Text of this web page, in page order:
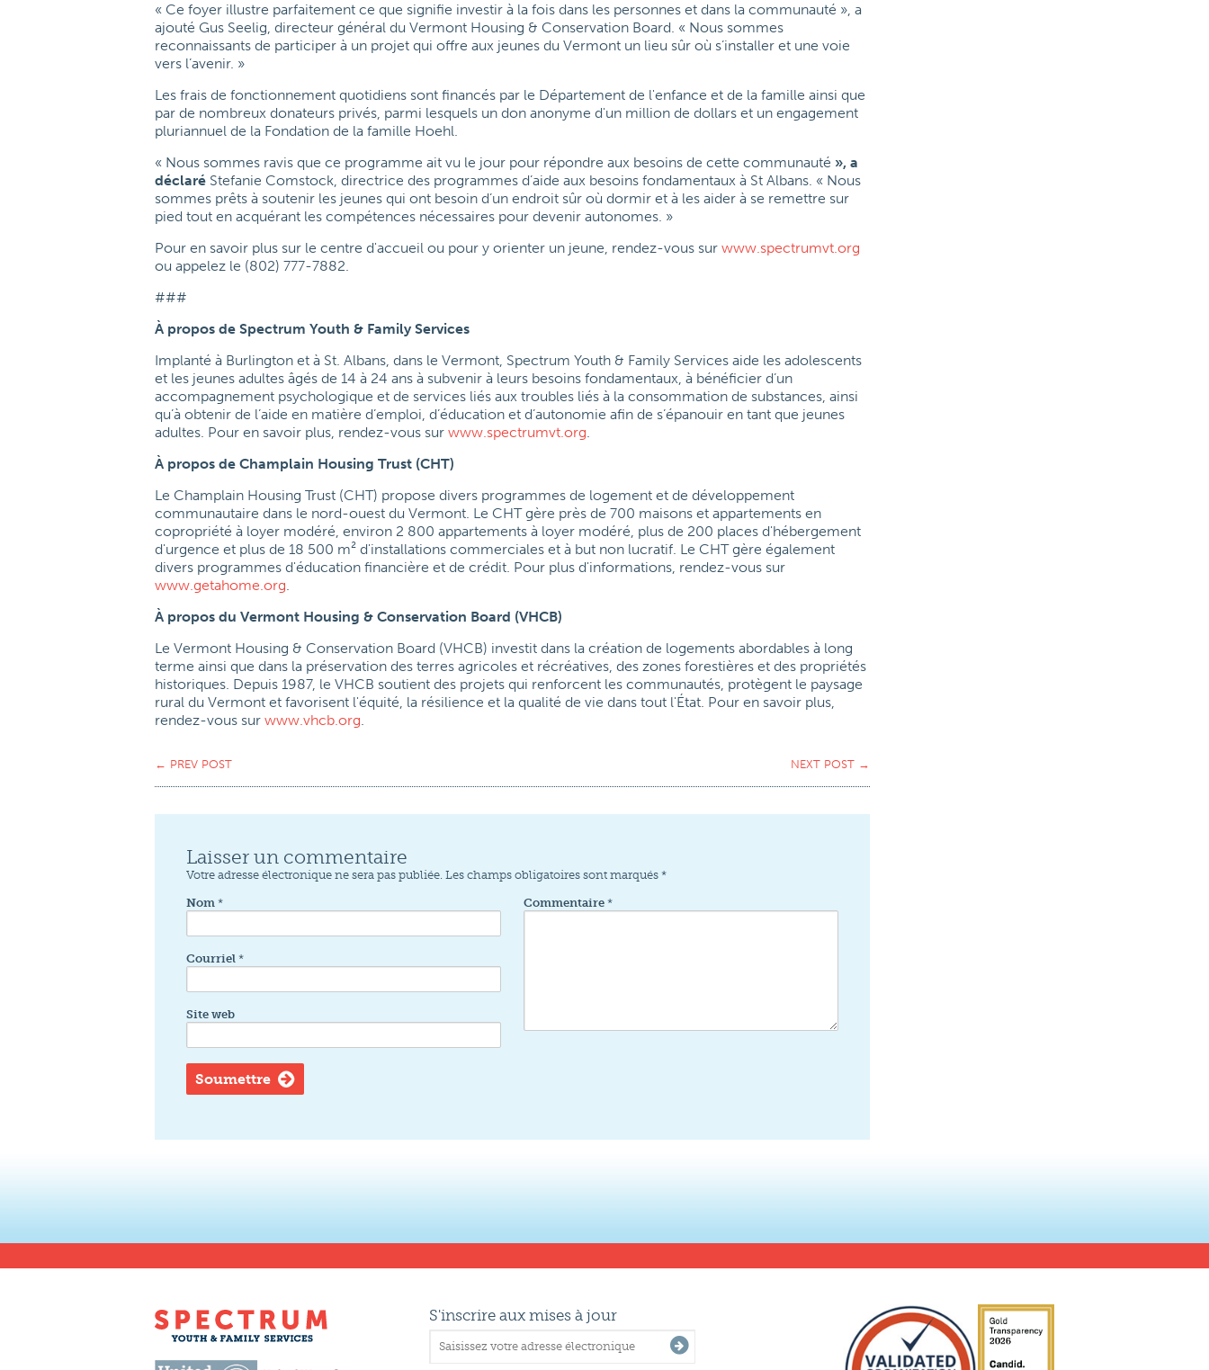
« Ce foyer illustre parfaitement ce que signifie investir à la fois dans les personnes et dans la communauté », a
ajouté Gus Seelig, directeur général du Vermont Housing & Conservation Board. « Nous sommes
reconnaissants de participer à un projet qui offre aux jeunes du Vermont un lieu sûr où s’installer et une voie
vers l’avenir. »
Les frais de fonctionnement quotidiens sont financés par le Département de l'enfance et de la famille ainsi que
par de nombreux donateurs privés, parmi lesquels un don anonyme d'un million de dollars et un engagement
pluriannuel de la Fondation de la famille Hoehl.
« Nous sommes ravis que ce programme ait vu le jour pour répondre aux besoins de cette communauté », a
déclaré Stefanie Comstock, directrice des programmes d’aide aux besoins fondamentaux à St Albans. « Nous
sommes prêts à soutenir les jeunes qui ont besoin d’un endroit sûr où dormir et à les aider à se remettre sur
pied tout en acquérant les compétences nécessaires pour devenir autonomes. »
Pour en savoir plus sur le centre d'accueil ou pour y orienter un jeune, rendez-vous sur www.spectrumvt.org
ou appelez le (802) 777-7882.
###
À propos de Spectrum Youth & Family Services
Implanté à Burlington et à St. Albans, dans le Vermont, Spectrum Youth & Family Services aide les adolescents
et les jeunes adultes âgés de 14 à 24 ans à subvenir à leurs besoins fondamentaux, à bénéficier d’un
accompagnement psychologique et de services liés aux troubles liés à la consommation de substances, ainsi
qu’à obtenir de l’aide en matière d’emploi, d’éducation et d’autonomie afin de s’épanouir en tant que jeunes
adultes. Pour en savoir plus, rendez-vous sur www.spectrumvt.org.
À propos de Champlain Housing Trust (CHT)
Le Champlain Housing Trust (CHT) propose divers programmes de logement et de développement
communautaire dans le nord-ouest du Vermont. Le CHT gère près de 700 maisons et appartements en
copropriété à loyer modéré, environ 2 800 appartements à loyer modéré, plus de 200 places d'hébergement
d'urgence et plus de 18 500 m² d'installations commerciales et à but non lucratif. Le CHT gère également
divers programmes d'éducation financière et de crédit. Pour plus d'informations, rendez-vous sur
www.getahome.org.
À propos du Vermont Housing & Conservation Board (VHCB)
Le Vermont Housing & Conservation Board (VHCB) investit dans la création de logements abordables à long
terme ainsi que dans la préservation des terres agricoles et récréatives, des zones forestières et des propriétés
historiques. Depuis 1987, le VHCB soutient des projets qui renforcent les communautés, protègent le paysage
rural du Vermont et favorisent l'équité, la résilience et la qualité de vie dans tout l'État. Pour en savoir plus,
rendez-vous sur www.vhcb.org.
← PREV POST NEXT POST →
Laisser un commentaire
Votre adresse électronique ne sera pas publiée. Les champs obligatoires sont marqués *
Commentaire *
Nom *
Courriel *
Site web
S'inscrire aux mises à jour